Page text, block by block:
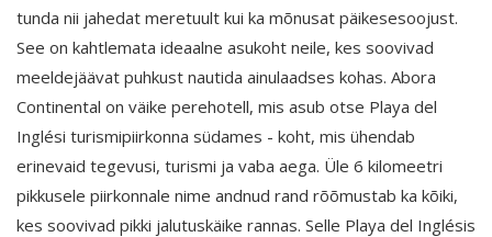
tunda nii jahedat meretuult kui ka mõnusat päikesesoojust.
See on kahtlemata ideaalne asukoht neile, kes soovivad
meeldejäävat puhkust nautida ainulaadses kohas. Abora
Continental on väike perehotell, mis asub otse Playa del
Inglési turismipiirkonna südames - koht, mis ühendab
erinevaid tegevusi, turismi ja vaba aega. Üle 6 kilomeetri
pikkusele piirkonnale nime andnud rand rõõmustab ka kõiki,
kes soovivad pikki jalutuskäike rannas. Selle Playa del Inglésis